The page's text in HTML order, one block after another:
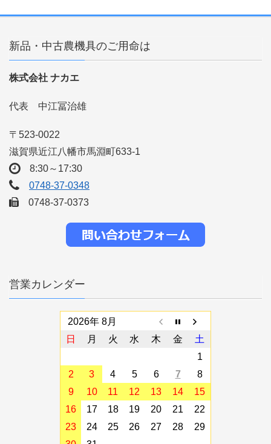
新品・中古農機具のご用命は
株式会社 ナカエ
代表 中江冨治雄
〒523-0022
滋賀県近江八幡市馬淵町633-1
8:30～17:30
0748-37-0348
0748-37-0373
営業カレンダー
2026年 8月
日
月 火 水 木 金
土
1
2
3 4 5 6 7
8
9
10 11 12 13 14
15
16
17 18 19 20 21
22
23
24 25 26 27 28
29